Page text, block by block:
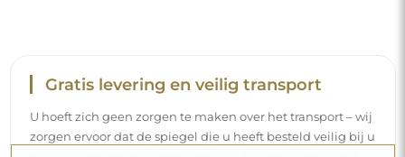
Gratis levering en veilig transport
U hoeft zich geen zorgen te maken over het transport – wij
zorgen ervoor dat de spiegel die u heeft besteld veilig bij u